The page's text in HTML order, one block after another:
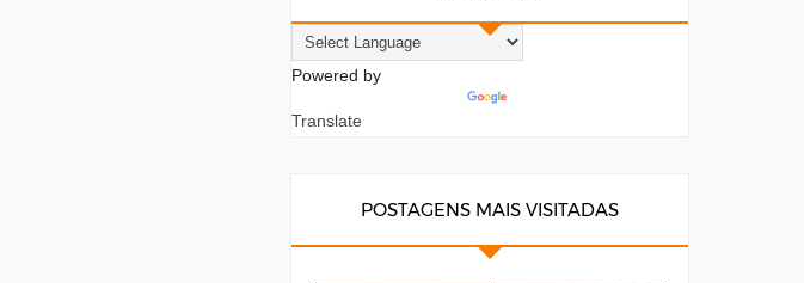
Powered by
Translate
POSTAGENS MAIS VISITADAS